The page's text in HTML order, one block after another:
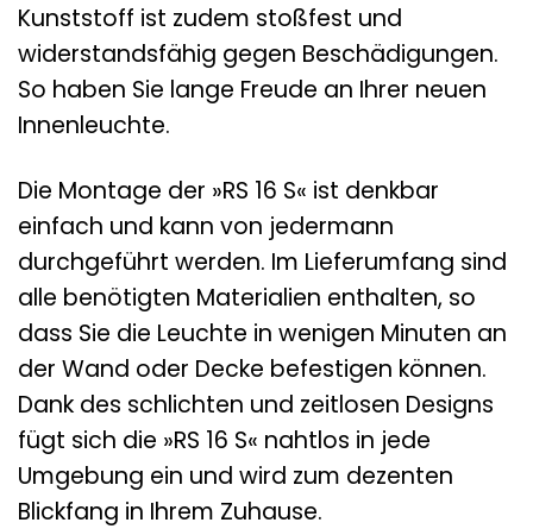
Kunststoff ist zudem stoßfest und
widerstandsfähig gegen Beschädigungen.
So haben Sie lange Freude an Ihrer neuen
Innenleuchte.
Die Montage der »RS 16 S« ist denkbar
einfach und kann von jedermann
durchgeführt werden. Im Lieferumfang sind
alle benötigten Materialien enthalten, so
dass Sie die Leuchte in wenigen Minuten an
der Wand oder Decke befestigen können.
Dank des schlichten und zeitlosen Designs
fügt sich die »RS 16 S« nahtlos in jede
Umgebung ein und wird zum dezenten
Blickfang in Ihrem Zuhause.